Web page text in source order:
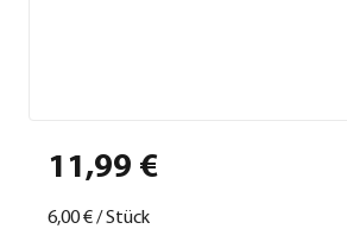
11,99 €
6,00 €/Stück